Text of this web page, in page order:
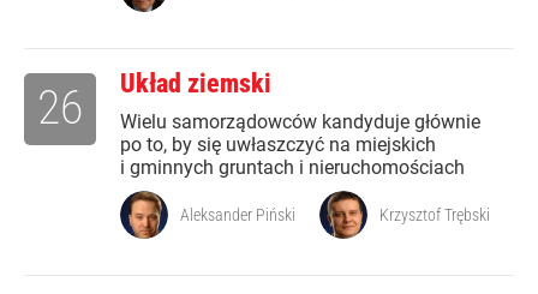
Układ ziemski
Wielu samorządowców kandyduje głównie
po to, by się uwłaszczyć na miejskich
i gminnych gruntach i nieruchomościach
26
Aleksander Piński Krzysztof Trębski